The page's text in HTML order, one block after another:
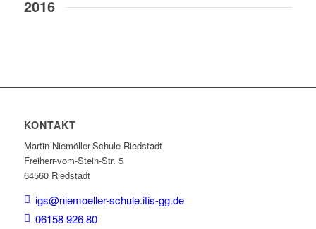
2016
KONTAKT
Martin-Niemöller-Schule Riedstadt
Freiherr-vom-Stein-Str. 5
64560 Riedstadt
igs@niemoeller-schule.itis-gg.de
06158 926 80